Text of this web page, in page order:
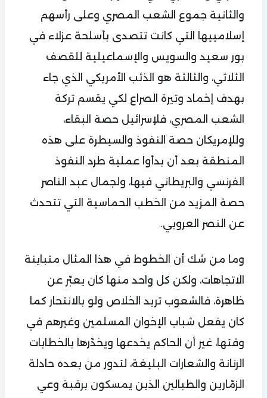
والثانية جموع الشعب المصري وعلى رأسهم
إسلامييها التي كانت تتصدى بأسلحة عزلاء في
بور سعيد والسويس والإسماعيلية للقصف
الثلاثي، والثالثة هو الذئب الأمريكي الذي جاء
بهدف إخماد وتيرة الصراع لكي يقسم تركة
الشعب المصري، فلإسرائيل حصة البقاء،
وللإمريكان حصة النفوذ والسيطرة على هذه
المنطقة بعد أن بدأوا عملية طرد النفوذ
الفرنسي والبريطاني فيها، ولجمال عبد الناصر
حصة المزيد من الخطب الحماسية التي تتحدث
عن النصر العروبي.
وما من شك أن الخطوط في هذا المثال متباينة
الاتجاهات، ولكن كل واحد منها كان يعبّر عن
ظاهرة، فالشعوب تريد الخلاص ولو بالانتحار كما
كان يفعل شباب الإخوان المسلمين وغيرهم في
وقتها، غير أن الحاكم يخدعها ويخدّرها بالخطابات
الرنانة والشعارات البليغة، لتدور من بعده حادلة
الزمّارين والطبالين الذين يمسكون برقبة وعي